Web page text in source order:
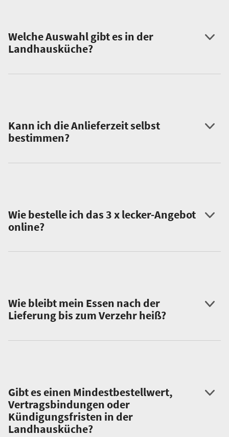
Welche Auswahl gibt es in der
Landhausküche?
Kann ich die Anlieferzeit selbst
bestimmen?
Wie bestelle ich das 3 x lecker-Angebot
online?
Wie bleibt mein Essen nach der
Lieferung bis zum Verzehr heiß?
Gibt es einen Mindestbestellwert,
Vertragsbindungen oder
Kündigungsfristen in der
Landhausküche?